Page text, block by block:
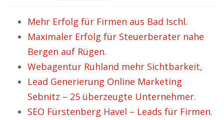
Mehr Erfolg für Firmen aus Bad Ischl.
Maximaler Erfolg für Steuerberater nahe
Bergen auf Rügen.
Webagentur Ruhland mehr Sichtbarkeit,
Lead Generierung Online Marketing
Sebnitz – 25 überzeugte Unternehmer.
SEO Fürstenberg Havel – Leads für Firmen.